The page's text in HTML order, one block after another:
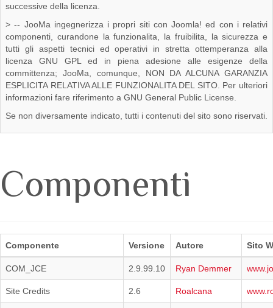
successive della licenza.
> -- JooMa ingegnerizza i propri siti con Joomla! ed con i relativi
componenti, curandone la funzionalita, la fruibilita, la sicurezza e
tutti gli aspetti tecnici ed operativi in stretta ottemperanza alla
licenza GNU GPL ed in piena adesione alle esigenze della
committenza; JooMa, comunque, NON DA ALCUNA GARANZIA
ESPLICITA RELATIVA ALLE FUNZIONALITA DEL SITO. Per ulteriori
informazioni fare riferimento a GNU General Public License.
Se non diversamente indicato, tutti i contenuti del sito sono riservati.
Componenti
Componente Versione Autore Sito
COM_JCE 2.9.99.10 Ryan Demmer
Site Credits 2.6 Roalcana